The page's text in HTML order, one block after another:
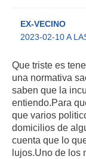
EX-VECINO
2023-02-10 A
Que triste es
una normativa
saben que la
entiendo.Para
que varios
domicilios de
cuenta que lo
lujos.Uno de los